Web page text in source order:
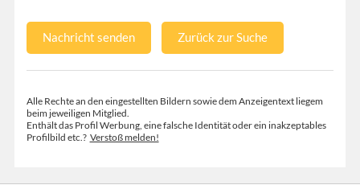
Nachricht senden Zurück zur Suche
Alle Rechte an den eingestellten Bildern sowie dem Anzeigentext liegem
beim jeweiligen Mitglied.
Enthält das Profil Werbung, eine falsche Identität oder ein inakzeptables
Profilbild etc.? Verstoß melden!